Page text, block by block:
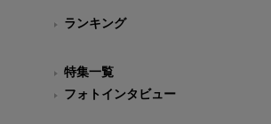
ランキング
特集一覧
フォトインタビュー